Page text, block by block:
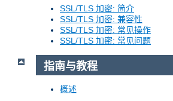
SSL/TLS 加密: 简介
SSL/TLS 加密: 兼容性
SSL/TLS 加密: 常见操作
SSL/TLS 加密: 常见问题
指南与教程
概述